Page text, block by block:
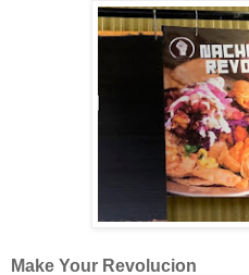
Make Your Revolucion